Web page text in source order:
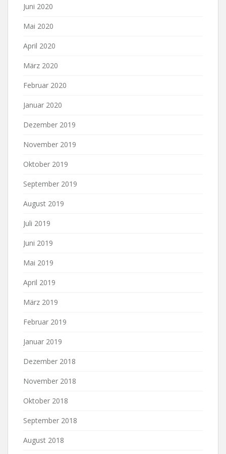
Juni 2020
Mai 2020
April 2020
März 2020
Februar 2020
Januar 2020
Dezember 2019
November 2019
Oktober 2019
September 2019
August 2019
Juli 2019
Juni 2019
Mai 2019
April 2019
März 2019
Februar 2019
Januar 2019
Dezember 2018
November 2018
Oktober 2018
September 2018
August 2018